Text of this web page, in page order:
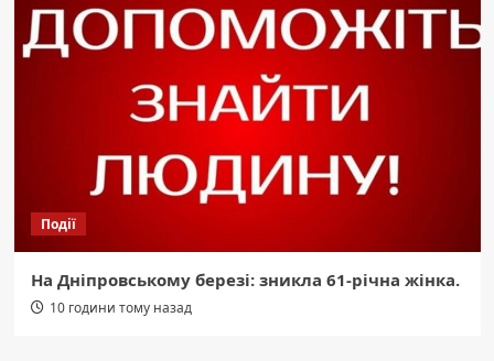
Події
На Дніпровському березі: зникла 61-річна жінка.
10 години тому назад